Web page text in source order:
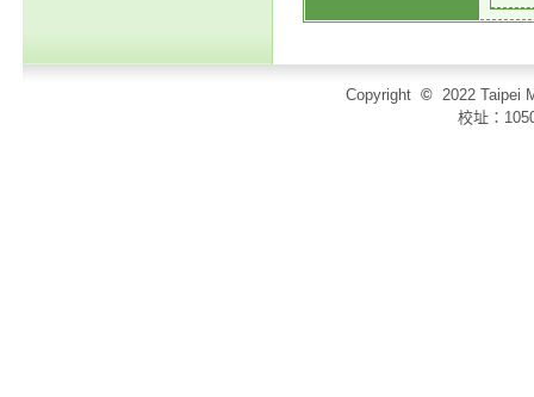
Copyright © 2022 Taipei
校址：